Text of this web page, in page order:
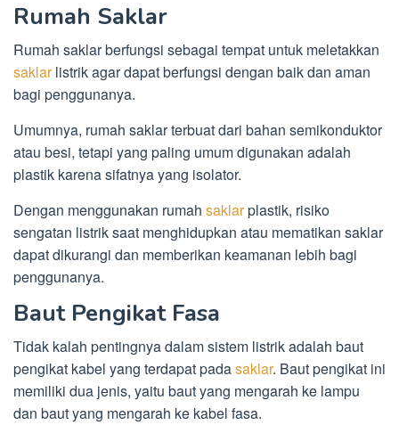
Rumah Saklar
Rumah saklar berfungsi sebagai tempat untuk meletakkan
saklarlistrik agar dapat berfungsi dengan baik dan aman
bagi penggunanya.
Umumnya, rumah saklar terbuat dari bahan semikonduktor
atau besi, tetapi yang paling umum digunakan adalah
plastik karena sifatnya yang isolator.
Dengan menggunakan rumah saklarplastik, risiko
sengatan listrik saat menghidupkan atau mematikan saklar
dapat dikurangi dan memberikan keamanan lebih bagi
penggunanya.
Baut Pengikat Fasa
Tidak kalah pentingnya dalam sistem listrik adalah baut
pengikat kabel yang terdapat padasaklar. Baut pengikat ini
memiliki dua jenis, yaitu baut yang mengarah ke lampu
dan baut yang mengarah ke kabel fasa.